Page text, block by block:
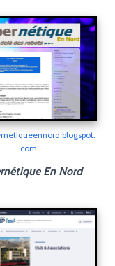
com
En Nord